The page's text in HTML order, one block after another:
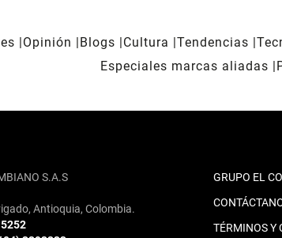
Opinión Blogs Cultura Tendencias
Especiales marcas aliadas
S.A.S
Antioquia, Colombia.
GRUPO EL
TÉRMINOS Y